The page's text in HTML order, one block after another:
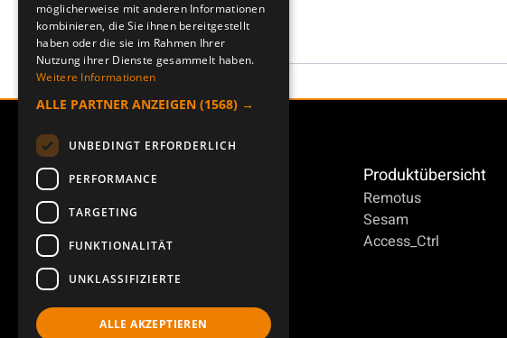
c
d
e
l
i
Produktübersicht
Remotus
Sesam
Access_Ctrl
möglicherweise mit anderen Informationen
kombinieren, die Sie ihnen bereitgestellt
haben oder die sie im Rahmen Ihrer
Nutzung ihrer Dienste gesammelt haben.
Weitere Informationen
ALLE PARTNER ANZEIGEN (1568) →
UNBEDINGT ERFORDERLICH
PERFORMANCE
TARGETING
FUNKTIONALITÄT
UNKLASSIFIZIERTE
ALLE AKZEPTIEREN